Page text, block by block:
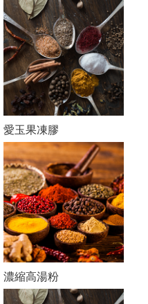
愛玉果凍膠
濃縮高湯粉